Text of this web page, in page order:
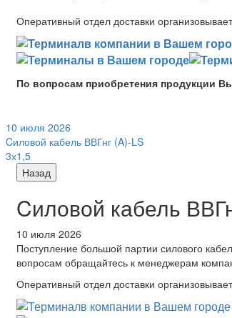
Оперативный отдел доставки
По вопросам приобретения продукции
10 июля 2026
Cиловой кабель ВВГнг (A)-LS
3х1,5
Назад
Cиловой кабель
10 июля 2026
Поступление большой партии силового
вопросам обращайтесь к менеджерам
Оперативный отдел доставки